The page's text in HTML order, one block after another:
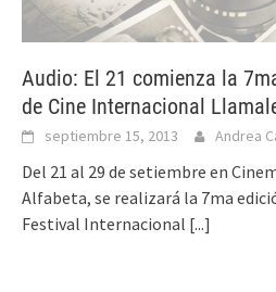
Audio: El 21 comienza la
de Cine Internacional
septiembre 15, 2013 Andrea
Del 21 al 29 de setiembre en
Alfabeta, se realizará la 7ma
Festival Internacional [...]